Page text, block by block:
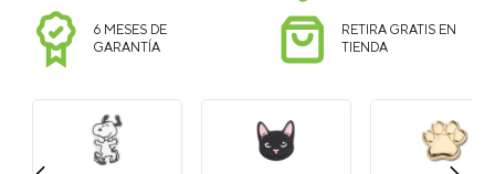
6 MESES DE
GARANTÍA
RETIRA GRATIS EN
TIENDA